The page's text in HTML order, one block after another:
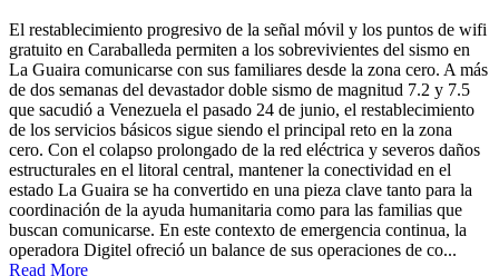
El restablecimiento progresivo de la señal móvil y los puntos de wifi
gratuito en Caraballeda permiten a los sobrevivientes del sismo en
La Guaira comunicarse con sus familiares desde la zona cero. A más
de dos semanas del devastador doble sismo de magnitud 7.2 y 7.5
que sacudió a Venezuela el pasado 24 de junio, el restablecimiento
de los servicios básicos sigue siendo el principal reto en la zona
cero. Con el colapso prolongado de la red eléctrica y severos daños
estructurales en el litoral central, mantener la conectividad en el
estado La Guaira se ha convertido en una pieza clave tanto para la
coordinación de la ayuda humanitaria como para las familias que
buscan comunicarse. En este contexto de emergencia continua, la
operadora Digitel ofreció un balance de sus operaciones de co...
Read More